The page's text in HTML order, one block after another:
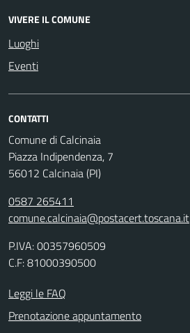
VIVERE IL COMUNE
Luoghi
Eventi
CONTATTI
Comune di Calcinaia
Piazza Indipendenza, 7
56012 Calcinaia (PI)
0587 265411
comune.calcinaia@postacert.toscana.it
P.IVA: 00357960509
C.F: 81000390500
Leggi le FAQ
Prenotazione appuntamento